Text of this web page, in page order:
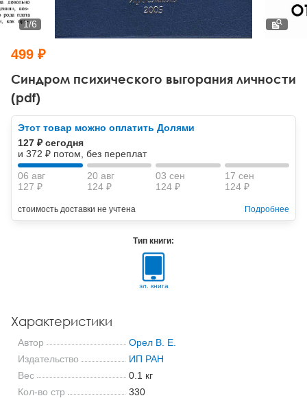
Тревожные расстройства, панические атаки
Психодрама
Другие направления психотерапии
Классический, эриксоновский гипноз и НЛП
НЛП
Психология труда и эргономика
Социальная психология
Социальная и организационная психология
Классический и юнгианский психоанализ
Синдром психического выгорания личности
(pdf)
1/6
499 ₽
Этот товар можно оплатить Долями
127 ₽ сегодня
и 372 ₽ потом, без переплат
06 авг
127 ₽
20 авг
124 ₽
03 сен
124 ₽
17 сен
124 ₽
стоимость доставки не учтена Подробнее
Тип книги:
эл. книга
Характеристики
Автор
Орел В. Е.
Издательство
ИП РАН
Вес
0.1 кг
Кол-во стр
330